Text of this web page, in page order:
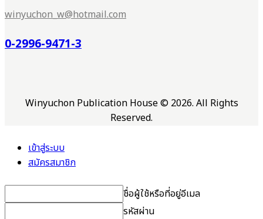
winyuchon_w@hotmail.com
0-2996-9471-3
Winyuchon Publication House © 2026. All Rights
Reserved.
เข้าสู่ระบบ
สมัครสมาชิก
ชื่อผู้ใช้หรือที่อยู่อีเมล
รหัสผ่าน